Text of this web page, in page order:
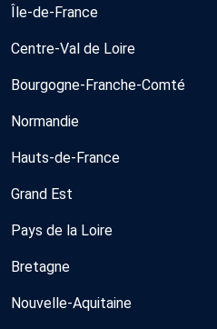
Île-de-France
Centre-Val de Loire
Bourgogne-Franche-Comté
Normandie
Hauts-de-France
Grand Est
Pays de la Loire
Bretagne
Nouvelle-Aquitaine